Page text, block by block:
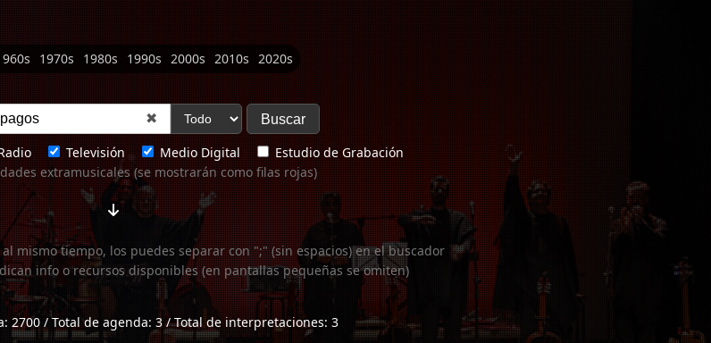
1970s 1980s 1990s 2000s 2010s 2020s
✖
Televisión Medio Digital
Estudio de Grabación
extramusicales (se mostrarán como filas rojas)
mismo tiempo, los puedes separar con ";" (sin espacios) en el buscador
info o recursos disponibles (en pantallas pequeñas se omiten)
2700 / Total de agenda: 3 / Total de interpretaciones: 3